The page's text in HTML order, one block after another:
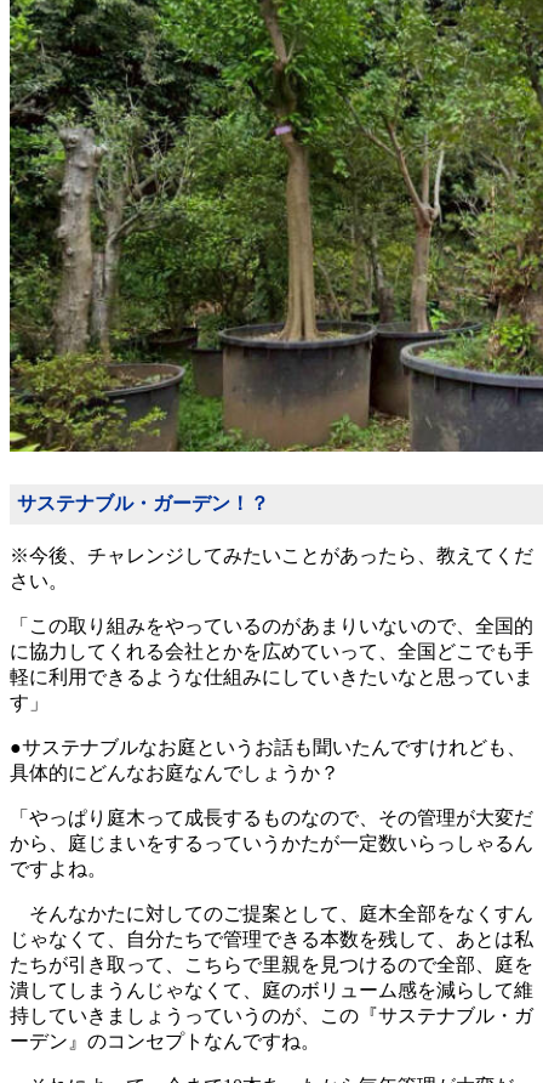
サステナブル・ガーデン！？
※今後、チャレンジしてみたいことがあったら、教えてくだ
さい。
「この取り組みをやっているのがあまりいないので、全国的
に協力してくれる会社とかを広めていって、全国どこでも手
軽に利用できるような仕組みにしていきたいなと思っていま
す」
●サステナブルなお庭というお話も聞いたんですけれども、
具体的にどんなお庭なんでしょうか？
「やっぱり庭木って成長するものなので、その管理が大変だ
から、庭じまいをするっていうかたが一定数いらっしゃるん
ですよね。
そんなかたに対してのご提案として、庭木全部をなくすん
じゃなくて、自分たちで管理できる本数を残して、あとは私
たちが引き取って、こちらで里親を見つけるので全部、庭を
潰してしまうんじゃなくて、庭のボリューム感を減らして維
持していきましょうっていうのが、この『サステナブル・ガ
ーデン』のコンセプトなんですね。